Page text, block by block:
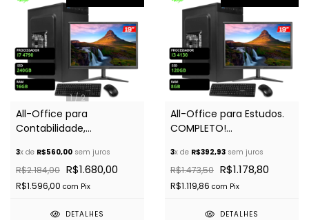
1/2
All-Office para
Contabilidade,
Recomendado
3x de R$560,00 sem juros
R$2.184,00 R$1.680,00
R$1.596,00 com Pix
DETALHES
All-Office para Estudos.
COMPLETO!
3x de R$392,93 sem juros
R$1.473,50 R$1.178,80
R$1.119,86 com Pix
DETALHES